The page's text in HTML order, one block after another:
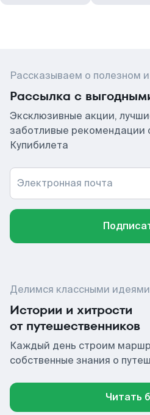
Рассказываем о полезном
Рассылка с
Эксклюзивные акции,
заботливые рекомендации
Купибилета
Электронная почта
Делимся классными идеями
Истории и хитрости
от путешественников
Каждый день строим
собственные знания о
Читать